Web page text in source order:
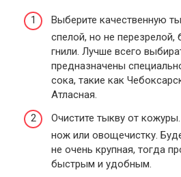
Выберите качественную
спелой, но не
гнили. Лучше всего
предназначены
сока, такие как
Атласная.
Очистите тыкву от
нож или овощечистку.
не очень крупная, тогда
быстрым и удобным.